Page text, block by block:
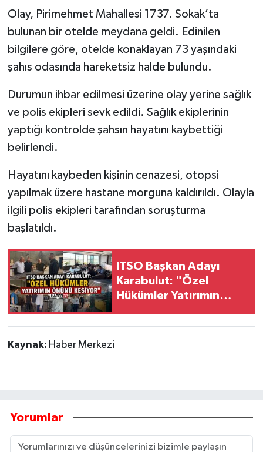
Olay, Pirimehmet Mahallesi 1737. Sokak’ta
bulunan bir otelde meydana geldi. Edinilen
bilgilere göre, otelde konaklayan 73 yaşındaki
şahıs odasında hareketsiz halde bulundu.
Durumun ihbar edilmesi üzerine olay yerine sağlık
ve polis ekipleri sevk edildi. Sağlık ekiplerinin
yaptığı kontrolde şahsın hayatını kaybettiği
belirlendi.
Hayatını kaybeden kişinin cenazesi, otopsi
yapılmak üzere hastane morguna kaldırıldı. Olayla
ilgili polis ekipleri tarafından soruşturma
başlatıldı.
ITSO Başkan Adayı
Karabulut: "Özel
Hükümler Yatırımın
Kaynak: Haber Merkezi
Yorumlar
POLİTİKA
SAĞLIK
Tarihi Yapılarımız
Teknoloji
Türkiye
İletişim
Künye